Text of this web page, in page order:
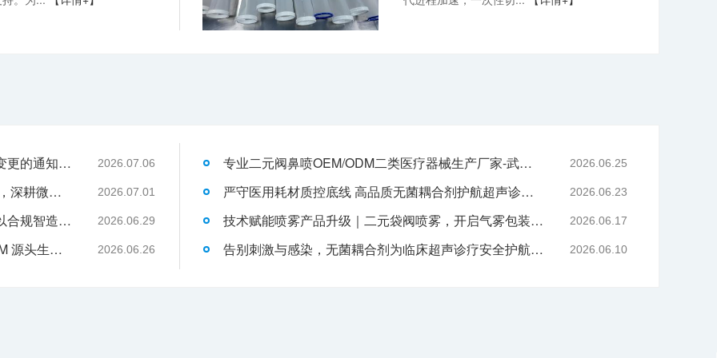
关于消毒型医用超声耦合剂外包装装箱方式变更的通知-武汉耦合医学 2026.07.06
武汉耦合医学：聚焦一次性切口保护套OEM，深耕微创耗材定制代工领域 2026.07.01
液体伤口敷料代工行业升级，武汉耦合医学以合规智造赋能品牌发展 2026.06.29
武汉耦合医学｜专业二类妇科凝胶 OEM/ODM 源头生产厂家 2026.06.26
专业二元阀鼻喷OEM/ODM二类医疗器械生产厂家-武汉耦合医学 2026.06.25
严守医用耗材质控底线 高品质无菌耦合剂护航超声诊疗院感安全-武汉耦合医学 2026.06.23
技术赋能喷雾产品升级｜二元袋阀喷雾，开启气雾包装新工艺时代 2026.06.17
告别刺激与感染，无菌耦合剂为临床超声诊疗安全护航-武汉耦合医学 2026.06.10